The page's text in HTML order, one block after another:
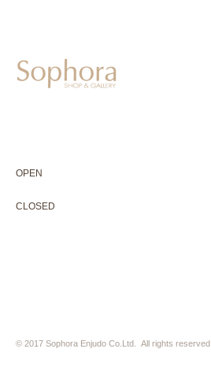
OPEN
CLOSED
© 2017 Sophora Enjudo Co.Ltd. All rights reserved.